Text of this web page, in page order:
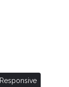
Responsive